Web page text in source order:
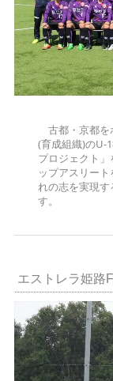
古都・京都を
(育成組織)のU-
プロジェクト
ップアスリー
れの志を実現
す。
エストレラ姫路